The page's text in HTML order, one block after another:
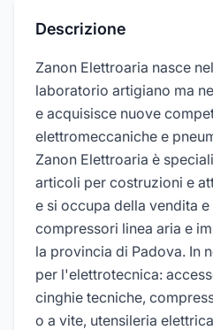
Descrizione
Zanon Elettroaria nasce
laboratorio artigiano ma
e acquisisce nuove
elettromeccaniche e
Zanon Elettroaria è
articoli per costruzioni e
e si occupa della vendita
compressori linea aria e
la provincia di Padova. In
per l'elettrotecnica:
cinghie tecniche,
o a vite, utensileria